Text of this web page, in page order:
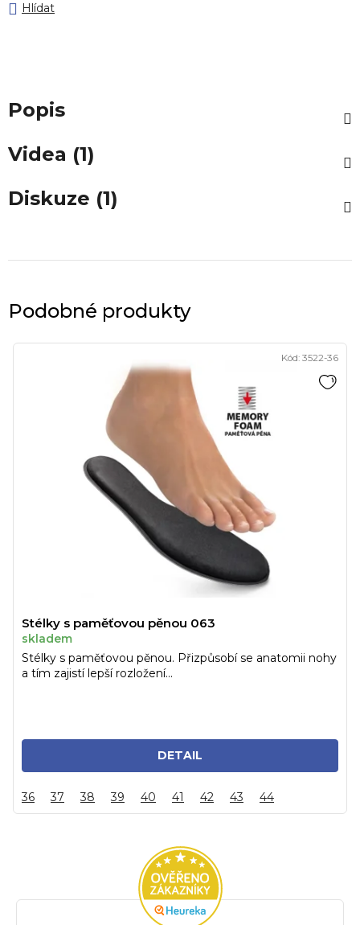
Hlídat
Popis
Videa (1)
Diskuze (1)
Podobné produkty
Stélky s paměťovou pěnou 063
skladem
DETAIL
Stélky s paměťovou pěnou. Přizpůsobí se anatomii nohy
a tím zajistí lepší rozložení...
36 37 38 39 40 41 42 43 44
Kód: 3522-36